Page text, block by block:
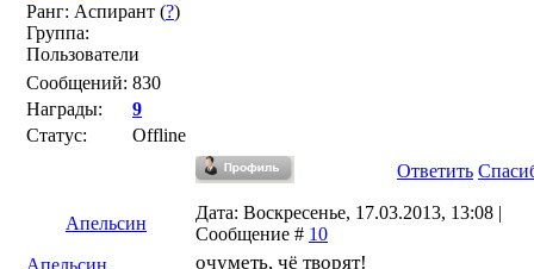
Ранг: Аспирант (?)
Группа:
Пользователи
Сообщений: 830
Награды:
9
Статус:
Offline
Ответить
Апельсин
Дата: Воскресенье, 17.03.2013, 13:08 |
Сообщение # 10
Апельсин
очуметь, чё творят!